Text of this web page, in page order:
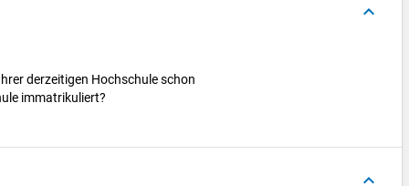
keyboard_arrow_up
derzeitigen Hochschule schon
immatrikuliert?
keyboard_arrow_up